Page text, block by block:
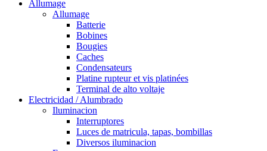
Allumage
Allumage
Batterie
Bobines
Bougies
Caches
Condensateurs
Platine rupteur et vis platinées
Terminal de alto voltaje
Electricidad / Alumbrado
Iluminacion
Interruptores
Luces de matricula, tapas, bombillas
Diversos iluminacion